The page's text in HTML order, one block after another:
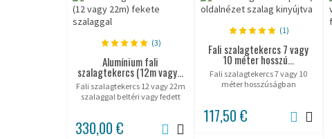
(3)
Alumínium fali
szalagtekercs (12m vagy...
Fali szalagtekercs 12 vagy 22m
szalaggal beltéri vagy fedett
kültéri jelzéshez.
330,00 €
(1)
Fali szalagtekercs 7 vagy
10 méter hosszú...
Fali szalagtekercs 7 vagy 10
méter hosszúságban
117,50 €